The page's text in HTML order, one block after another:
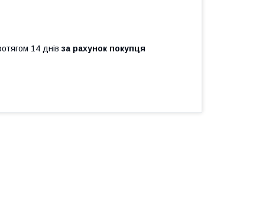
14 днів за рахунок покупця